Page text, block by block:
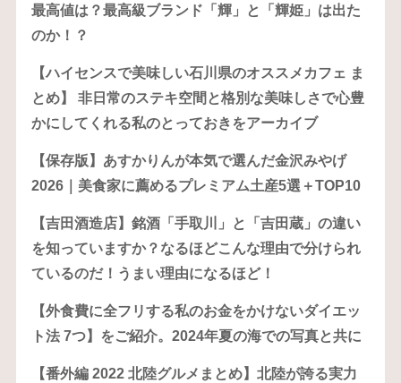
最高値は？最高級ブランド「輝」と「輝姫」は出た
のか！？
【ハイセンスで美味しい石川県のオススメカフェ ま
とめ】 非日常のステキ空間と格別な美味しさで心豊
かにしてくれる私のとっておきをアーカイブ
【保存版】あすかりんが本気で選んだ金沢みやげ
2026｜美食家に薦めるプレミアム土産5選＋TOP10
【吉田酒造店】銘酒「手取川」と「吉田蔵」の違い
を知っていますか？なるほどこんな理由で分けられ
ているのだ！うまい理由になるほど！
【外食費に全フリする私のお金をかけないダイエッ
ト法 7つ】をご紹介。2024年夏の海での写真と共に
【番外編 2022 北陸グルメまとめ】北陸が誇る実力